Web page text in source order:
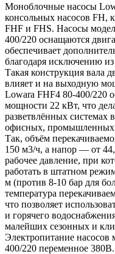
Моноблочные насосы
консольных насосов FH,
FHF и FHS. Насосы
400/220 оснащаются
обеспечивает
благодаря исключению
Такая конструкция вала
влияет и на выходную
Lowara FHF4 80-400/220
мощности 22 кВт, что
разветвлённых
офисных,
Так, объём
150 м3/ч, а напор — от
рабочее давление, при
работать в штатном
м (против 8-10 бар для
температура
что позволяет
и горячего
малейших сезонных и
Электропитание насосов
400/220 переменное 380В.